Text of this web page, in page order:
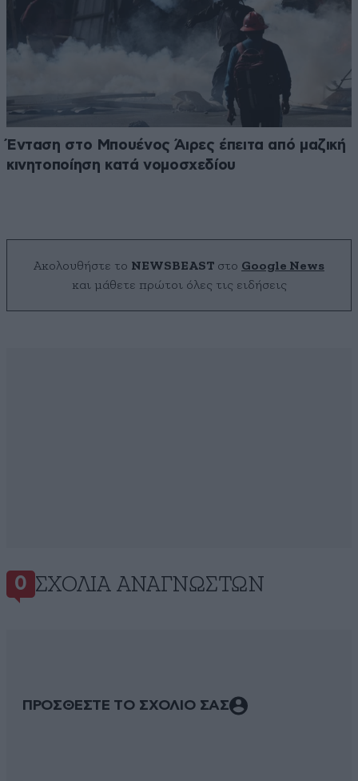
Ένταση στο Μπουένος Άιρες έπειτα από μαζική
κινητοποίηση κατά νομοσχεδίου
Ακολουθήστε το NEWSBEAST στο Google News
και μάθετε πρώτοι όλες τις ειδήσεις
0 ΣΧΌΛΙΑ ΑΝΑΓΝΩΣΤΏΝ
ΠΡΟΣΘΕΣΤΕ ΤΟ ΣΧΟΛΙΟ ΣΑΣ